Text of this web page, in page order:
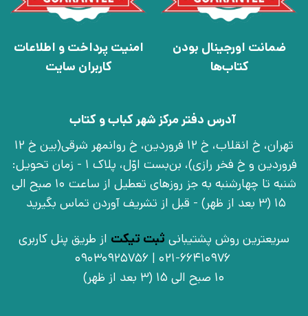
ضمانت اورجینال بودن
کتاب‌ها
امنیت پرداخت و اطلاعات
کاربران سایت
آدرس دفتر مرکز شهر کباب و کتاب
تهران، خ انقلاب، خ 12 فروردین، خ روانمهر شرقی(بین خ 12
فروردین و خ فخر رازی)، بن‌بست اوّل، پلاک 1 - زمان تحویل:
شنبه تا چهارشنبه به جز روزهای تعطیل از ساعت 10 صبح الی
15 (3 بعد از ظهر) - قبل از تشریف آوردن تماس بگیرید
سریعترین روش پشتیبانی ثبت تیکت از طریق پنل کاربری
021-66410976 | 09030925756
10 صبح الی 15 (3 بعد از ظهر)